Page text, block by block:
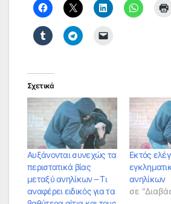
Σχετικά
Αυξάνονται συνεχώς τα
περιστατικά βίας
μεταξύ ανηλίκων – Τι
αναφέρει ειδικός για τα
Εκτός
ανηλίκων
σε